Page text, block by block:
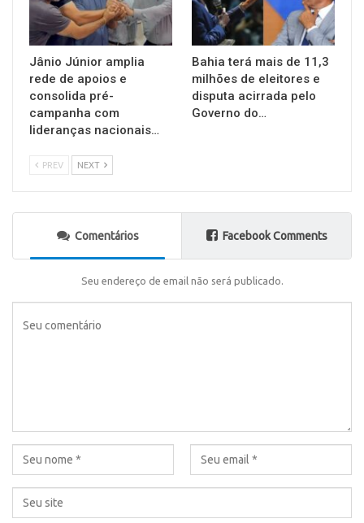
Jânio Júnior amplia
rede de apoios e
consolida pré-
campanha com
lideranças nacionais…
Bahia terá mais de 11,3
milhões de eleitores e
disputa acirrada pelo
Governo do…
PREV NEXT
Comentários Facebook Comments
Seu endereço de email não será publicado.